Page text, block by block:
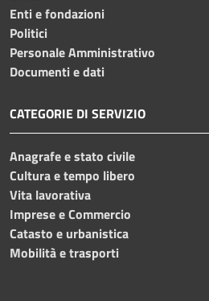
Enti e fondazioni
Politici
Personale Amministrativo
Documenti e dati
CATEGORIE DI SERVIZIO
Anagrafe e stato civile
Cultura e tempo libero
Vita lavorativa
Imprese e Commercio
Catasto e urbanistica
Mobilità e trasporti